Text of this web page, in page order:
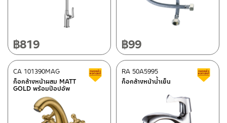
662/61-62 ถนน พระราม3 แขวงบางโพงพาง เขตยานนาวา กรุงเทพฯ
โทร: 02-358-0080 / 080-075-8668 / 091-545-0556
ศูนย์บริการและอะไหล่ เชียงใหม่
118/33 โครงการอรสิริน ม.8 ต.สันปูเลย อ.ดอยสะเก็ด เชียงใหม่
โทร: 080-075-2626
@charnpaiboon.sales
ติดต่อ ชาญไพบูลย์ / Contact Us
฿819 ฿99
ก็อกล้างหน้าผสม MATT
GOLD พร้อมป๊อปอัพ
CA 101390MAG สินค้าลดราคา เคลียร์สต็อก
ก็อกล้างหน้าน้ำเย็น
RA 50A5995